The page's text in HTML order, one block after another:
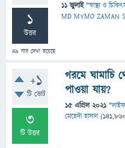
1
উত্তর
49 বার দেখা হয়েছে
11 জুলাই "স্বাস্থ্য ও
MD MYMO ZAMAN
+1
টি ভোট
3
টি উত্তর
গরমে ঘামাচি
পাওয়া যায়?
15 এপ্রিল 2021 "লাইফ
মেহেদী হাসান (